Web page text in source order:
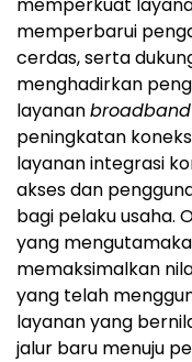
memperbarui
cerdas, serta
menghadirkan
layananbroadband
peningkatan
layanan integrasi
akses dan
bagi pelaku usaha.
yang
memaksimalkan
yang telah
layanan yang
jalur baru menuju